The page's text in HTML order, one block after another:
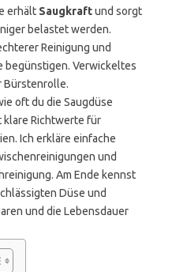
erhält Saugkraftund sorgt
belastet werden.
Reinigung und
begünstigen. Verwickeltes
Bürstenrolle.
oft du die Saugdüse
klare Richtwerte für
Ich erkläre einfache
und
Am Ende kennst
Düse und
und die Lebensdauer